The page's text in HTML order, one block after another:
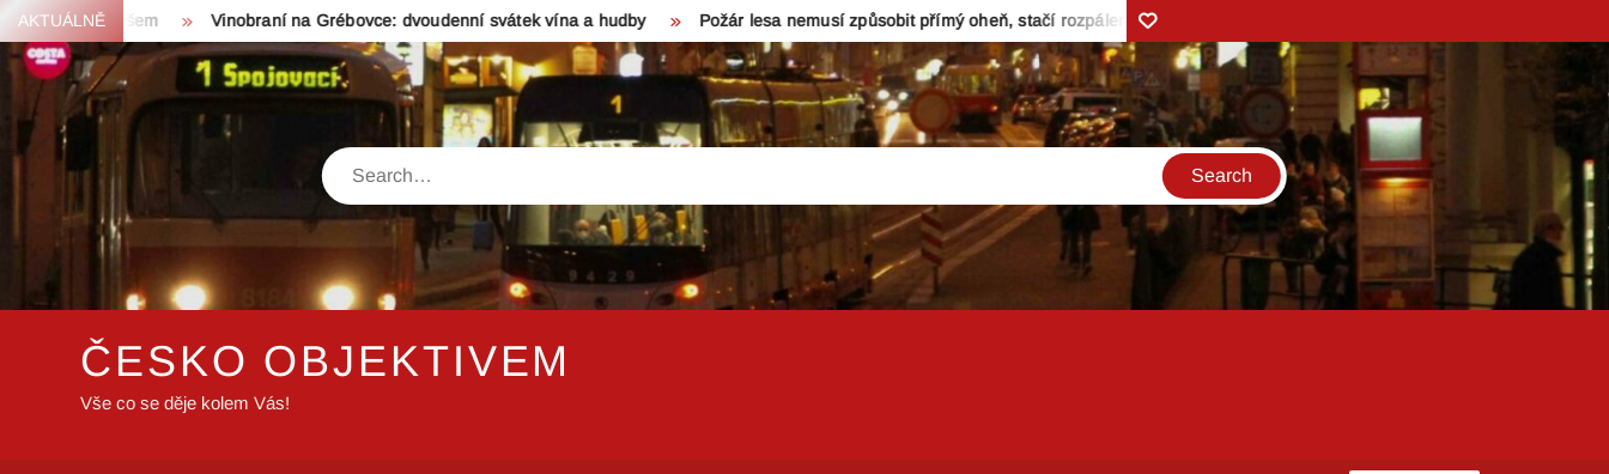
Skip
to
content
AKTUÁLNĚ
všem Vinobraní na Grébovce: dvoudenní svátek vína a hudby Požár lesa nemusí způsobit přímý oheň, stačí rozpálený turistický vařičZonerama
Search
ČESKO OBJEKTIVEM
Vše co se děje kolem Vás!